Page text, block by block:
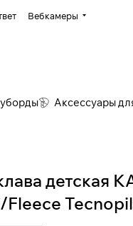
Вебкамеры
Аксессуары
детская
Fleece